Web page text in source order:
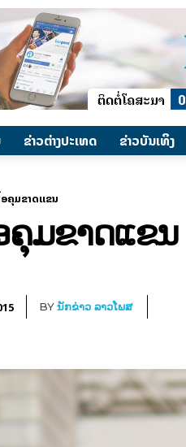
ຂ່າວຕ່າງປະເທດ ​ຂ່າວບັນເທິງ
ຄຸມຂາດແຂນ
ຄຸມຂາດແຂນ
BYນັກຂ່າວ ລາວໂພສ